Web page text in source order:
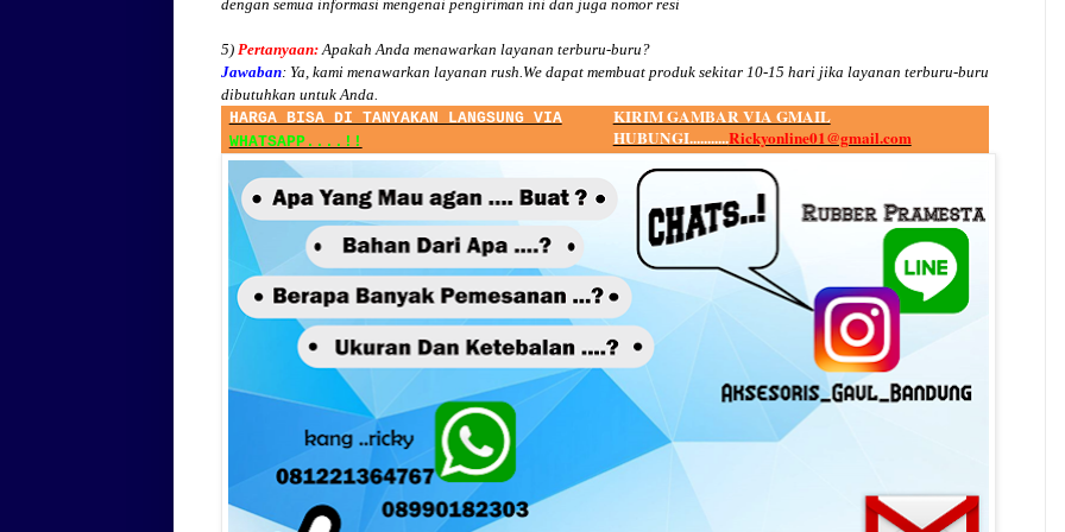
dengan semua informasi mengenai pengiriman ini dan juga nomor resi
5) Pertanyaan:Apakah Anda menawarkan layanan terburu-buru?
Jawaban: Ya, kami menawarkan layanan rush.We dapat membuat produk sekitar 10-15 hari jika layanan terburu-buru
dibutuhkan untuk Anda.
HARGA BISA DI TANYAKAN LANGSUNG VIA
WHATSAPP....!!
KIRIM GAMBAR VIA GMAIL
HUBUNGI...........Rickyonline01@gmail.com